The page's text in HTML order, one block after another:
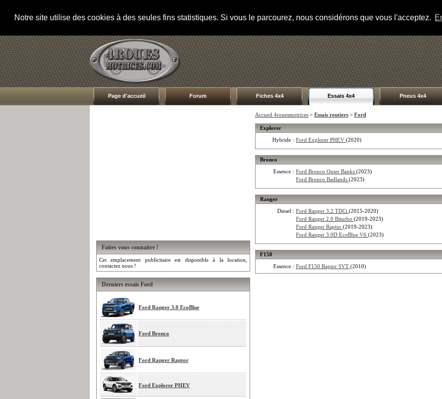
Notre site utilise des cookies à des seules fins statistiques. Si vous le parcourez, nous considérons que vous l'acceptez.
Page d'accueil Forum Fiches 4x4 Essais 4x4 Pneus 4x4
Faites vous connaitre !
Cet emplacement publicitaire est disponible à la location,
contactez nous !
Derniers essais Ford
Ford Ranger 3.0 EcoBlue
Ford Bronco
Ford Ranger Raptor
Ford Explorer PHEV
Accueil 4rouesmotrices > Essais routiers > Ford
Explorer
Hybride : Ford Explorer PHEV (2020)
Bronco
Essence : Ford Bronco Outer Banks (2023)
Ford Bronco Badlands (2023)
Ranger
Diesel : Ford Ranger 3.2 TDCi (2015-2020)
Ford Ranger 2.0 Biturbo (2019-2023)
Ford Ranger Raptor (2019-2023)
Ford Ranger 3.0D EcoBlue V6 (2023)
F150
Essence : Ford F150 Raptor SVT (2010)